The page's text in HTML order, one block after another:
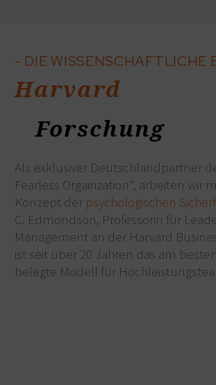
- DIE WISSENSCHAFTLICHE
Harvard
Forschung
Als exklusiver Deutschlandpartner
Fearless Orgainzation“, arbeiten wir
Konzept der psychologischen
C. Edmondson, Professorin für
Management an der Harvard
ist seit über 20 Jahren das am
belegte Modell für